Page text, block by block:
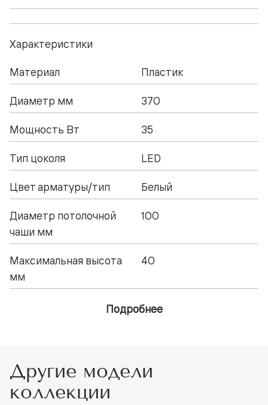
Характеристики
Материал Пластик
Диаметр мм 370
Мощность Вт 35
Тип цоколя LED
Цвет арматуры/тип Белый
Диаметр потолочной
чаши мм
100
Максимальная высота
мм
40
Подробнее
Другие модели
коллекции